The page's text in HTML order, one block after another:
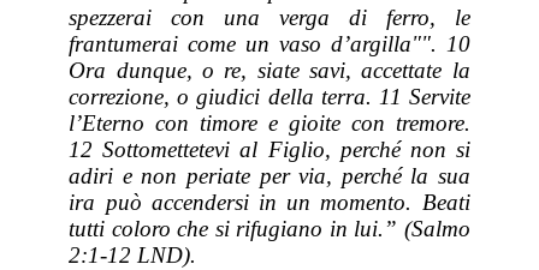
spezzerai con una verga di ferro, le
frantumerai come un vaso d’argilla"". 10
Ora dunque, o re, siate savi, accettate la
correzione, o giudici della terra. 11 Servite
l’Eterno con timore e gioite con tremore.
12 Sottomettetevi al Figlio, perché non si
adiri e non periate per via, perché la sua
ira può accendersi in un momento. Beati
tutti coloro che si rifugiano in lui.” (Salmo
2:1-12 LND).